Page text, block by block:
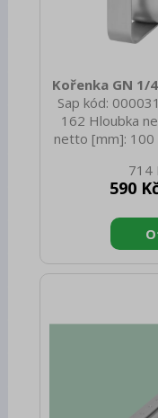
Kořenka GN 1/
Sap kód:
162 Hloubka
netto [mm]:
brutto [mm]:
110
714
590